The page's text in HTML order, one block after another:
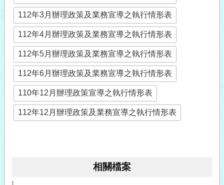
112年3月辦理政策及業務宣導之執行情形表
112年4月辦理政策及業務宣導之執行情形表
112年5月辦理政策及業務宣導之執行情形表
112年6月辦理政策及業務宣導之執行情形表
110年12月辦理政策宣導之執行情形表
112年12月辦理政策及業務宣導之執行情形表
相關檔案